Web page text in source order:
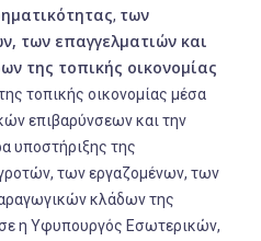
, των
των επαγγελματιών και
της τοπικής οικονομίας
τοπικής οικονομίας μέσα
επιβαρύνσεων και την
υποστήριξης της
των εργαζομένων, των
κλάδων της
η Υφυπουργός Εσωτερικών,